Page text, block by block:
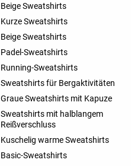
Beige Sweatshirts
Kurze Sweatshirts
Beige Sweatshirts
Padel-Sweatshirts
Running-Sweatshirts
Sweatshirts für Bergaktivitäten
Graue Sweatshirts mit Kapuze
Sweatshirts mit halblangem
Reißverschluss
Kuschelig warme Sweatshirts
Basic-Sweatshirts